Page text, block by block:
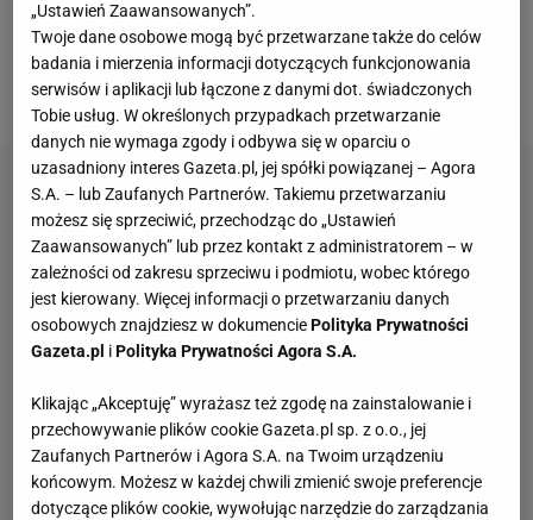
siebie z FC Koeln 2:1 pozwoliły ekipie Pellegrino
Matarazzo zepchnąć berlińczyków na miejsce
barażowe.
„Ustawień Zaawansowanych”.
Twoje dane osobowe mogą być przetwarzane także do celów
badania i mierzenia informacji dotyczących funkcjonowania
serwisów i aplikacji lub łączone z danymi dot. świadczonych
Tobie usług. W określonych przypadkach przetwarzanie
danych nie wymaga zgody i odbywa się w oparciu o
uzasadniony interes Gazeta.pl, jej spółki powiązanej – Agora
S.A. – lub Zaufanych Partnerów. Takiemu przetwarzaniu
możesz się sprzeciwić, przechodząc do „Ustawień
Zaawansowanych” lub przez kontakt z administratorem – w
zależności od zakresu sprzeciwu i podmiotu, wobec którego
jest kierowany. Więcej informacji o przetwarzaniu danych
osobowych znajdziesz w dokumenciePolityka Prywatności
Gazeta.pl iPolityka Prywatności Agora S.A.
Klikając „Akceptuję” wyrażasz też zgodę na zainstalowanie i
przechowywanie plików cookie Gazeta.pl sp. z o.o., jej
Zaufanych Partnerów i Agora S.A. na Twoim urządzeniu
końcowym. Możesz w każdej chwili zmienić swoje preferencje
dotyczące plików cookie, wywołując narzędzie do zarządzania